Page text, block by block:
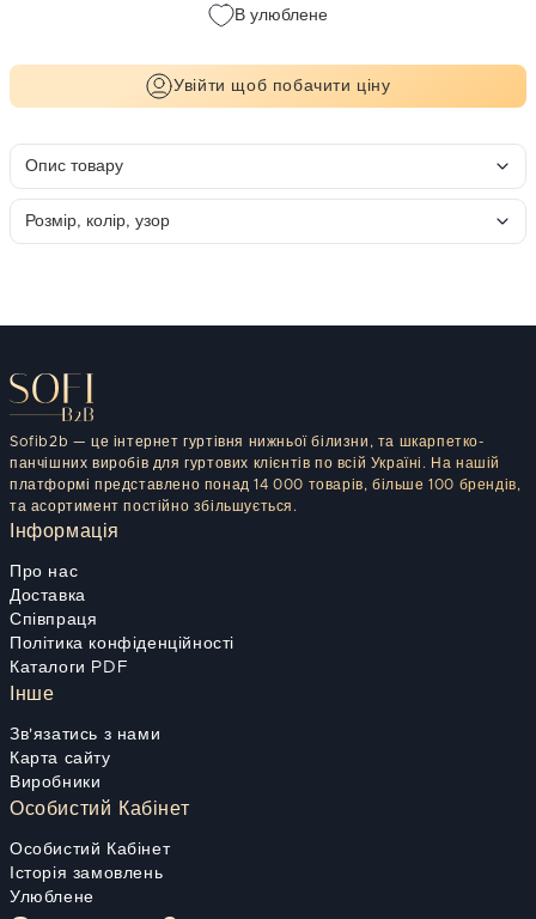
В улюблене
Увійти щоб побачити ціну
Опис товару
Розмір, колір, узор
Sofib2b — це інтернет гуртівня нижньої білизни, та шкарпетко-
панчішних виробів для гуртових клієнтів по всій Україні. На нашій
платформі представлено понад 14 000 товарів, більше 100 брендів,
та асортимент постійно збільшується.
Інформація
Про нас
Доставка
Співпраця
Політика конфіденційності
Каталоги PDF
Інше
Зв'язатись з нами
Карта сайту
Виробники
Особистий Кабінет
Особистий Кабінет
Історія замовлень
Улюблене